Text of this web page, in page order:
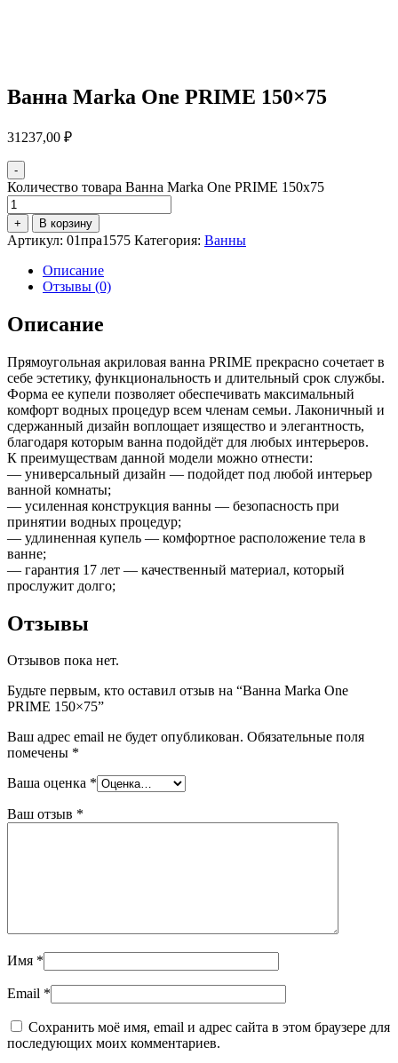
Ванна Marka One PRIME 150×75
31237,00 ₽
-
Количество товара Ванна Marka One PRIME 150x75
+ В корзину
Артикул: 01пра1575 Категория: Ванны
Описание
Отзывы (0)
Описание
Прямоугольная акриловая ванна PRIME прекрасно сочетает в
себе эстетику, функциональность и длительный срок службы.
Форма ее купели позволяет обеспечивать максимальный
комфорт водных процедур всем членам семьи. Лаконичный и
сдержанный дизайн воплощает изящество и элегантность,
благодаря которым ванна подойдёт для любых интерьеров.
К преимуществам данной модели можно отнести:
— универсальный дизайн — подойдет под любой интерьер
ванной комнаты;
— усиленная конструкция ванны — безопасность при
принятии водных процедур;
— удлиненная купель — комфортное расположение тела в
ванне;
— гарантия 17 лет — качественный материал, который
прослужит долго;
Отзывы
Отзывов пока нет.
Будьте первым, кто оставил отзыв на “Ванна Marka One
PRIME 150×75”
Ваш адрес email не будет опубликован. Обязательные поля
помечены *
Ваша оценка *
Ваш отзыв *
Имя *
Email *
Сохранить моё имя, email и адрес сайта в этом браузере для
последующих моих комментариев.